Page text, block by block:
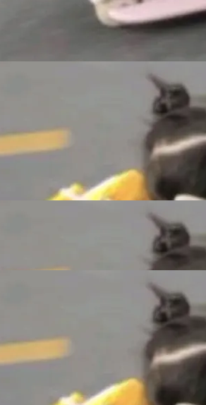
从 S3 恢复 SQLite 数据
久化的唯一真相...
要么是vivo X300 E这
Fold8 Ultra / Z Fold8 /
在7月22日发布，且全
for Galaxy，它们本该
Access 阶段。 De
在 landing page 最显
made between com
之间写出来的。git
到任何一次编辑：Delt
每一次操作，...
支达 183 亿美元
博客（VC 分
二季度业绩报告，Spac
成。 与亚马逊、Alpha
统科技巨头相比，Spa
引人瞩目。然而，支
呈现出截然不同的面
主要依托充沛的经
agent；Muse Spark
模型。一句话概括：
dev.meta.ai/install.
大项目里自动规划、写
端工具。 据介绍，Muse
组后台 agent。这些后
，用知识图谱校
器拥有全局视野。整个
节：建图 → 控制难度
入Mooncake TENT。
引擎接入Mooncake T
能提升30%、非零拷贝
MPComm底层基
引擎，后续腾讯网平将
服“面向企业研发场景的
应用”凭借卓越的技术
。 全链路私有化部署，
当前，越来越多企业已
工信部人工智能
正式发布《2025年人工